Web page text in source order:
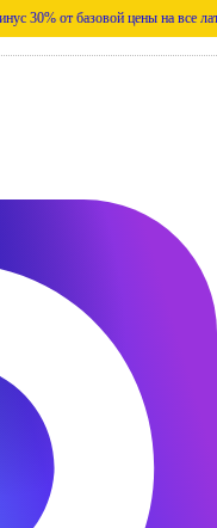
от базовой цены на все